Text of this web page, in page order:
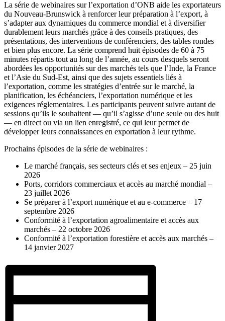
La série de webinaires sur l’exportation d’ONB aide les exportateurs
du Nouveau‑Brunswick à renforcer leur préparation à l’export, à
s’adapter aux dynamiques du commerce mondial et à diversifier
durablement leurs marchés grâce à des conseils pratiques, des
présentations, des interventions de conférenciers, des tables rondes
et bien plus encore. La série comprend huit épisodes de 60 à 75
minutes répartis tout au long de l’année, au cours desquels seront
abordées les opportunités sur des marchés tels que l’Inde, la France
et l’Asie du Sud‑Est, ainsi que des sujets essentiels liés à
l’exportation, comme les stratégies d’entrée sur le marché, la
planification, les échéanciers, l’exportation numérique et les
exigences réglementaires. Les participants peuvent suivre autant de
sessions qu’ils le souhaitent — qu’il s’agisse d’une seule ou des huit
— en direct ou via un lien enregistré, ce qui leur permet de
développer leurs connaissances en exportation à leur rythme.
Prochains épisodes de la série de webinaires :
Le marché français, ses secteurs clés et ses enjeux – 25 juin
2026
Ports, corridors commerciaux et accès au marché mondial –
23 juillet 2026
Se préparer à l’export numérique et au e‑commerce – 17
septembre 2026
Conformité à l’exportation agroalimentaire et accès aux
marchés – 22 octobre 2026
Conformité à l’exportation forestière et accès aux marchés –
14 janvier 2027